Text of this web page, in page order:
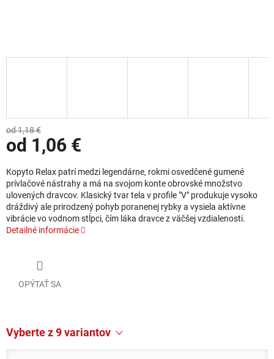
od 1,18 €
od 1,06 €
Jednotková cena:
Kopyto Relax patrí medzi legendárne, rokmi osvedčené gumené
prívlačové nástrahy a má na svojom konte obrovské množstvo
ulovených dravcov. Klasický tvar tela v profile "V" produkuje vysoko
dráždivý ale prirodzený pohyb poranenej rybky a vysiela aktívne
vibrácie vo vodnom stĺpci, čím láka dravce z väčšej vzdialenosti.
Detailné informácie
OPÝTAŤ SA
Vyberte z 9 variantov